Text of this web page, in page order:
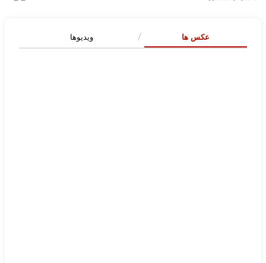
عکس ها ویدیوها